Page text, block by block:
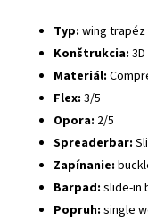
Typ: wing trapéz
Konštrukcia:
Materiál:
Flex: 3/5
Opora: 2/5
Spreaderbar:
Zapínanie:
Barpad: slide-in
Popruh: single